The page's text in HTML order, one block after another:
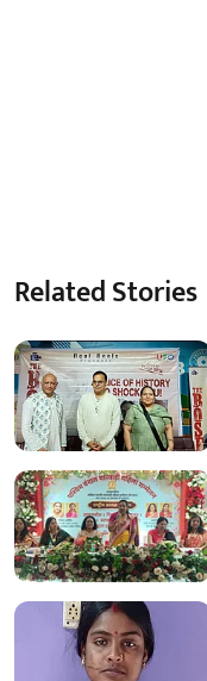
Related Stories